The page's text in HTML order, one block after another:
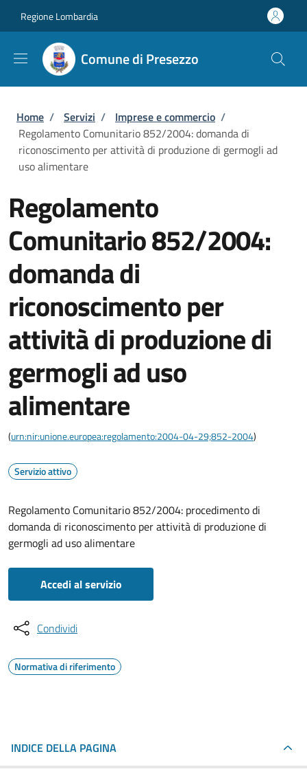
Regione Lombardia
Comune di Presezzo
Briciole di pane
Home / Servizi / Imprese e commercio /
Regolamento Comunitario 852/2004: domanda di
riconoscimento per attività di produzione di germogli ad
uso alimentare
Regolamento
Comunitario 852/2004:
domanda di
riconoscimento per
attività di produzione di
germogli ad uso
alimentare
(urn:nir:unione.europea:regolamento:2004-04-29;852-2004)
Servizio attivo
Regolamento Comunitario 852/2004: procedimento di
domanda di riconoscimento per attività di produzione di
germogli ad uso alimentare
Accedi al servizio
Condividi
Normativa di riferimento
INDICE DELLA PAGINA